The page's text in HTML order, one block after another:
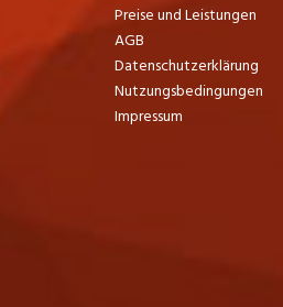
Preise und Leistungen
AGB
Datenschutzerklärung
Nutzungsbedingungen
Impressum